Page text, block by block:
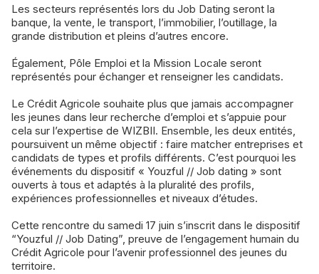
Les secteurs représentés lors du Job Dating seront la
banque, la vente, le transport, l’immobilier, l’outillage, la
grande distribution et pleins d’autres encore.
Également, Pôle Emploi et la Mission Locale seront
représentés pour échanger et renseigner les candidats.
Le Crédit Agricole souhaite plus que jamais accompagner
les jeunes dans leur recherche d’emploi et s’appuie pour
cela sur l’expertise de WIZBII. Ensemble, les deux entités,
poursuivent un même objectif : faire matcher entreprises et
candidats de types et profils différents. C’est pourquoi les
événements du dispositif « Youzful // Job dating » sont
ouverts à tous et adaptés à la pluralité des profils,
expériences professionnelles et niveaux d’études.
Cette rencontre du samedi 17 juin s’inscrit dans le dispositif
“Youzful // Job Dating”, preuve de l’engagement humain du
Crédit Agricole pour l’avenir professionnel des jeunes du
territoire.